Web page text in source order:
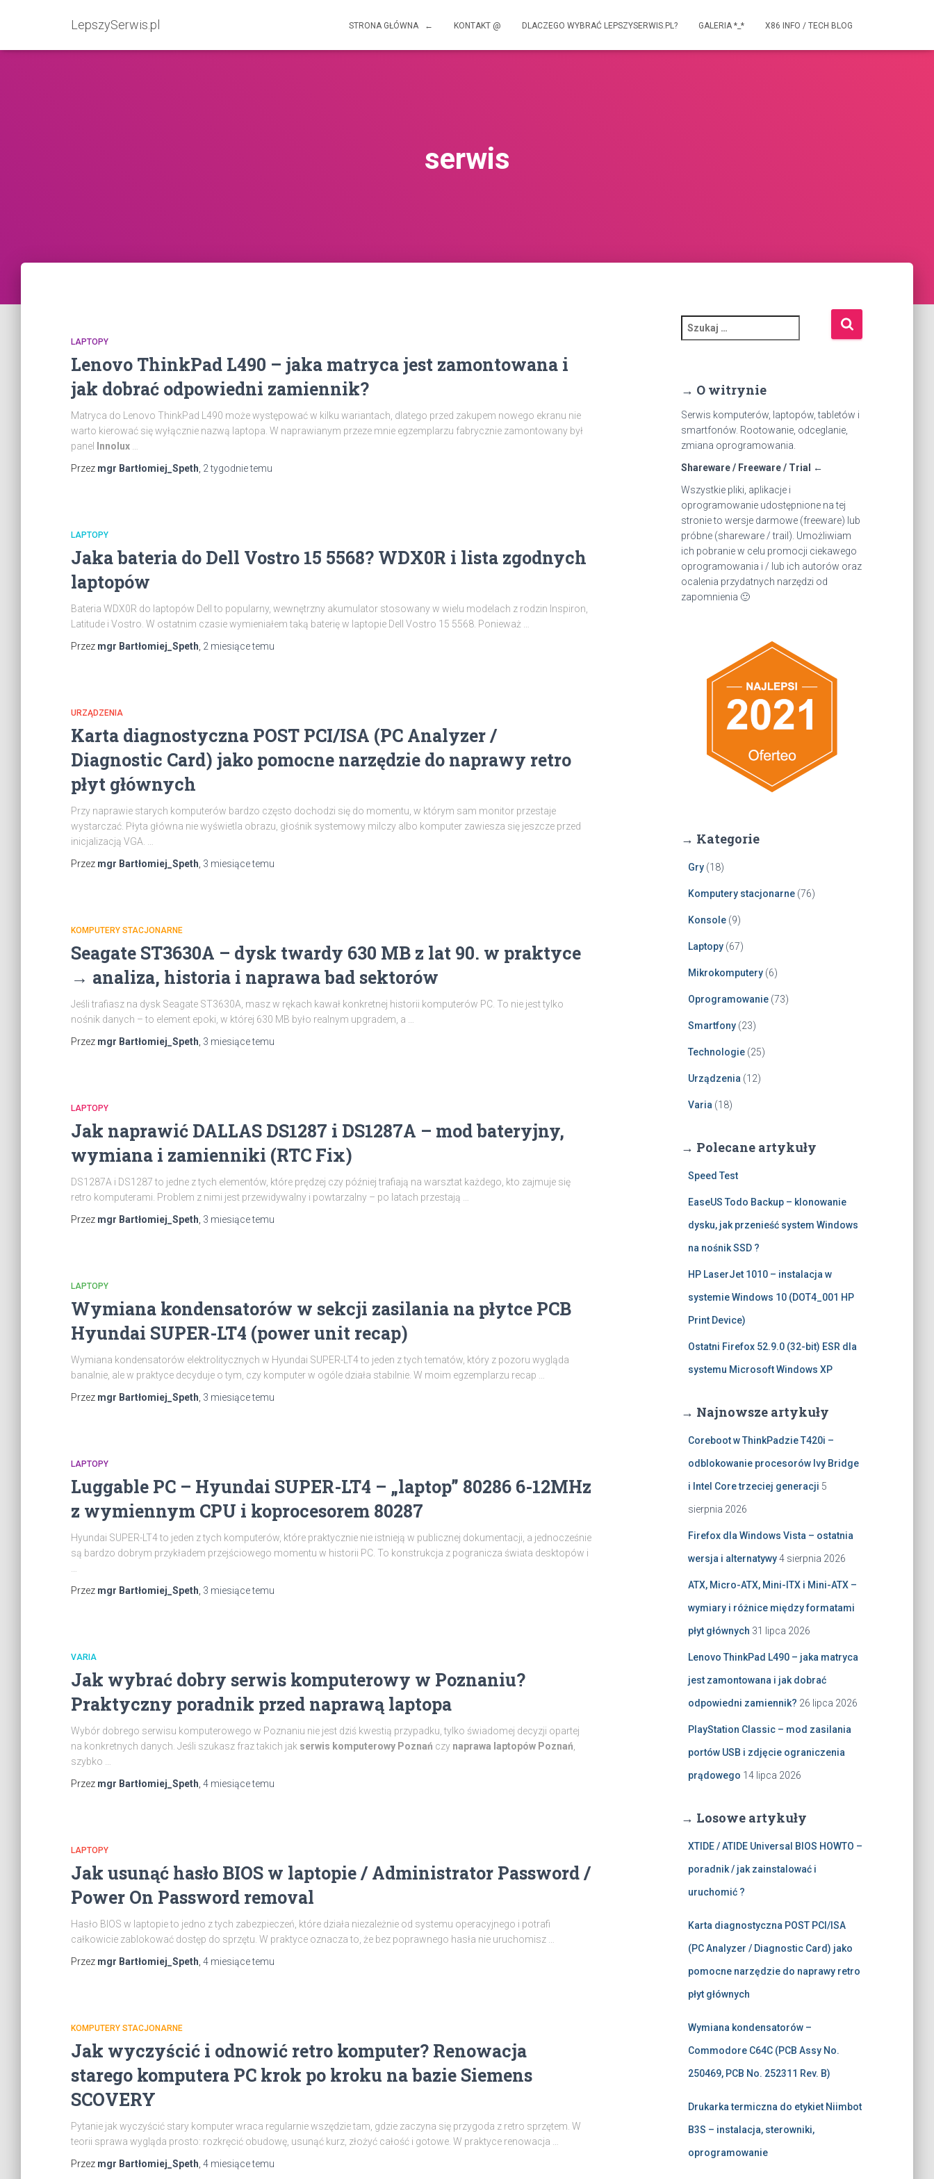
LepszySerwis.pl STRONA GŁÓWNA ← KONTAKT @ DLACZEGO WYBRAĆ LEPSZYSERWIS.PL? GALERIA *_* X86 INFO / TECH BLOG
serwis
LAPTOPY
Lenovo ThinkPad L490 – jaka matryca jest zamontowana i
jak dobrać odpowiedni zamiennik?
Matryca do Lenovo ThinkPad L490 może występować w kilku wariantach, dlatego przed zakupem nowego ekranu nie
warto kierować się wyłącznie nazwą laptopa. W naprawianym przeze mnie egzemplarzu fabrycznie zamontowany był
panel
Innolux
Przez mgr Bartłomiej_Speth 2 tygodnietemu
LAPTOPY
Jaka bateria do Dell Vostro 15 5568? WDX0R i lista zgodnych
laptopów
Bateria WDX0R do laptopów Dell to popularny, wewnętrzny akumulator stosowany w wielu modelach z rodzin Inspiron,
Latitude i Vostro. W ostatnim czasie wymieniałem taką baterię w laptopie Dell Vostro 15 5568. Ponieważ
Przez mgr Bartłomiej_Speth 2 miesiącetemu
URZĄDZENIA
Karta diagnostyczna POST PCI/ISA (PC Analyzer /
Diagnostic Card) jako pomocne narzędzie do naprawy retro
płyt głównych
Przy naprawie starych komputerów bardzo często dochodzi się do momentu, w którym sam monitor przestaje
wystarczać. Płyta główna nie wyświetla obrazu, głośnik systemowy milczy albo komputer zawiesza się jeszcze przed
inicjalizacją VGA. …
Przez mgr Bartłomiej_Speth 3 miesiącetemu
KOMPUTERY STACJONARNE
Seagate ST3630A – dysk twardy 630 MB z lat 90. w praktyce
→ analiza, historia i naprawa bad sektorów
Jeśli trafiasz na dysk Seagate ST3630A, masz w rękach kawał konkretnej historii komputerów PC. To nie jest tylko
nośnik danych – to element epoki, w której 630 MB było realnym upgradem, a …
Przez mgr Bartłomiej_Speth 3 miesiącetemu
LAPTOPY
Jak naprawić DALLAS DS1287 i DS1287A – mod bateryjny,
wymiana i zamienniki (RTC Fix)
DS1287A i DS1287 to jedne z tych elementów, które prędzej czy później trafiają na warsztat każdego, kto zajmuje się
retro komputerami. Problem z nimi jest przewidywalny i powtarzalny – po latach przestają …
Przez mgr Bartłomiej_Speth 3 miesiącetemu
LAPTOPY
Wymiana kondensatorów w sekcji zasilania na płytce PCB
Hyundai SUPER-LT4 (power unit recap)
Wymiana kondensatorów elektrolitycznych w Hyundai SUPER-LT4 to jeden z tych tematów, który z pozoru wygląda
banalnie, ale w praktyce decyduje o tym, czy komputer w ogóle działa stabilnie. W moim egzemplarzu recap …
Przez mgr Bartłomiej_Speth 3 miesiącetemu
LAPTOPY
Luggable PC – Hyundai SUPER-LT4 – „laptop” 80286 6-12MHz
z wymiennym CPU i koprocesorem 80287
Hyundai SUPER-LT4 to jeden z tych komputerów, które praktycznie nie istnieją w publicznej dokumentacji, a jednocześnie
są bardzo dobrym przykładem przejściowego momentu w historii PC. To konstrukcja z pogranicza świata desktopów i
Przez mgr Bartłomiej_Speth 3 miesiącetemu
VARIA
Jak wybrać dobry serwis komputerowy w Poznaniu?
Praktyczny poradnik przed naprawą laptopa
Wybór dobrego serwisu komputerowego w Poznaniu nie jest dziś kwestią przypadku, tylko świadomej decyzji opartej
na konkretnych danych. Jeśli szukasz fraz takich jak serwis komputerowy Poznań czy naprawa laptopów Poznań
szybko …
Przez mgr Bartłomiej_Speth 4 miesiącetemu
LAPTOPY
Jak usunąć hasło BIOS w laptopie / Administrator Password /
Power On Password removal
Hasło BIOS w laptopie to jedno z tych zabezpieczeń, które działa niezależnie od systemu operacyjnego i potrafi
całkowicie zablokować dostęp do sprzętu. W praktyce oznacza to, że bez poprawnego hasła nie uruchomisz …
Przez mgr Bartłomiej_Speth 4 miesiącetemu
KOMPUTERY STACJONARNE
Jak wyczyścić i odnowić retro komputer? Renowacja
starego komputera PC krok po kroku na bazie Siemens
SCOVERY
Pytanie jak wyczyścić stary komputer wraca regularnie wszędzie tam, gdzie zaczyna się przygoda z retro sprzętem. W
teorii sprawa wygląda prosto: rozkręcić obudowę, usunąć kurz, złożyć całość i gotowe. W praktyce renowacja …
Przez mgr Bartłomiej_Speth 4 miesiącetemu
z
:
→ O witrynie
Serwis komputerów, laptopów, tabletów i
smartfonów. Rootowanie, odceglanie,
zmiana oprogramowania.
Shareware / Freeware / Trial ←
Wszystkie pliki, aplikacje i
oprogramowanie udostępnione na tej
stronie to wersje darmowe (freeware) lub
próbne (shareware / trail). Umożliwiam
ich pobranie w celu promocji ciekawego
oprogramowania i / lub ich autorów oraz
ocalenia przydatnych narzędzi od
zapomnienia 🙂
→ Kategorie
Gry(18)
Komputery stacjonarne(76)
Konsole(9)
Laptopy(67)
Mikrokomputery(6)
Oprogramowanie(73)
Smartfony(23)
Technologie(25)
Urządzenia (12)
Varia (18)
→ Polecane artykuły
Speed Test
EaseUS Todo Backup – klonowanie
dysku, jak przenieść system Windows
na nośnik SSD ?
HP LaserJet 1010 – instalacja w
systemie Windows 10 (DOT4_001 HP
Print Device)
Ostatni Firefox 52.9.0 (32-bit) ESR dla
systemu Microsoft Windows XP
→ Najnowsze artykuły
Coreboot w ThinkPadzie T420i –
odblokowanie procesorów Ivy Bridge
i Intel Core trzeciej generacji 5
sierpnia 2026
Firefox dla Windows Vista – ostatnia
wersja i alternatywy 4 sierpnia 2026
ATX, Micro-ATX, Mini-ITX i Mini-ATX –
wymiary i różnice między formatami
płyt głównych 31 lipca 2026
Lenovo ThinkPad L490 – jaka matryca
jest zamontowana i jak dobrać
odpowiedni zamiennik? 26 lipca 2026
PlayStation Classic – mod zasilania
portów USB i zdjęcie ograniczenia
prądowego 14 lipca 2026
→ Losowe artykuły
XTIDE / ATIDE Universal BIOS HOWTO –
poradnik / jak zainstalować i
uruchomić ?
Karta diagnostyczna POST PCI/ISA
(PC Analyzer / Diagnostic Card) jako
pomocne narzędzie do naprawy retro
płyt głównych
Wymiana kondensatorów –
Commodore C64C (PCB Assy No.
250469, PCB No. 252311 Rev. B)
Drukarka termiczna do etykiet Niimbot
B3S – instalacja, sterowniki,
oprogramowanie